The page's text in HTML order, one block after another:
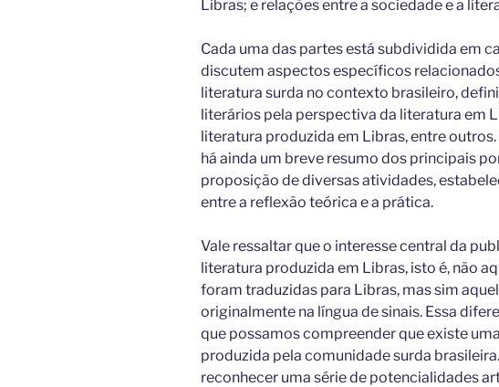
Libras; e relações entre a sociedade e a
Cada uma das partes está subdividida em
discutem aspectos específicos
literatura surda no contexto brasileiro,
literários pela perspectiva da literatura em
literatura produzida em Libras, entre
há ainda um breve resumo dos principais
proposição de diversas atividades,
entre a reflexão teórica e a prática.
Vale ressaltar que o interesse central da
literatura produzida em Libras, isto é, não
foram traduzidas para Libras, mas sim
originalmente na língua de sinais. Essa
que possamos compreender que existe
produzida pela comunidade surda
reconhecer uma série de potencialidades